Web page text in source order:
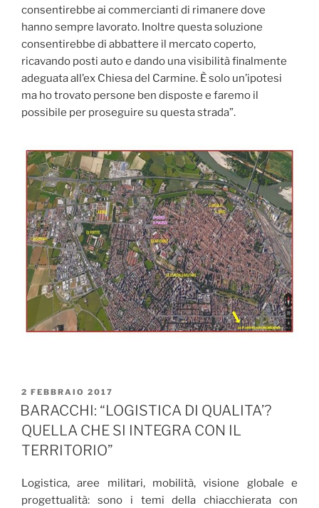
consentirebbe ai commercianti di rimanere dove
hanno sempre lavorato. Inoltre questa soluzione
consentirebbe di abbattere il mercato coperto,
ricavando posti auto e dando una visibilità finalmente
adeguata all’ex Chiesa del Carmine. È solo un’ipotesi
ma ho trovato persone ben disposte e faremo il
possibile per proseguire su questa strada”.
PUBBLICATO
IL
2 FEBBRAIO 2017
BARACCHI: “LOGISTICA DI QUALITA’?
QUELLA CHE SI INTEGRA CON IL
TERRITORIO”
Logistica, aree militari, mobilità, visione globale e
progettualità: sono i temi della chiacchierata con